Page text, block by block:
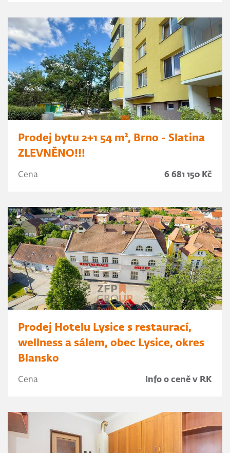
Prodej bytu 2+1 54 m², Brno - Slatina
ZLEVNĚNO!!!
Cena 6 681 150 Kč
Prodej Hotelu Lysice s restaurací,
wellness a sálem, obec Lysice, okres
Blansko
Cena Info o ceně v RK